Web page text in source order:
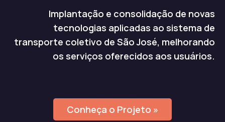
Implantação e consolidação de novas
tecnologias aplicadas ao sistema de
transporte coletivo de São José, melhorando
os serviços oferecidos aos usuários.
Conheça o Projeto »